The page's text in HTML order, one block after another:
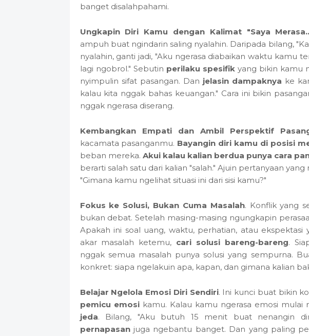
banget disalahpahami.
Ungkapin Diri Kamu dengan Kalimat "Saya
ampuh buat ngindarin saling nyalahin. Daripada bilang,
nyalahin, ganti jadi, "Aku ngerasa diabaikan waktu kamu
lagi ngobrol." Sebutin perilaku spesifikyang bikin kamu
nyimpulin sifat pasangan. Dan jelasin dampaknya ke
kalau kita nggak bahas keuangan." Cara ini bikin
nggak ngerasa diserang.
Kembangkan Empati dan Ambil Perspektif
kacamata pasanganmu. Bayangin diri kamu di posisi
beban mereka. Akui kalau kalian berdua punya cara
berarti salah satu dari kalian "salah." Ajuin pertanyaan
"Gimana kamu ngelihat situasi ini dari sisi kamu?"
Fokus ke Solusi, Bukan Cuma Masalah. Konflik yang
bukan debat. Setelah masing-masing ngungkapin
Apakah ini soal uang, waktu, perhatian, atau
akar masalah ketemu, cari solusi bareng-bareng.
nggak semua masalah punya solusi yang sempurna.
konkret: siapa ngelakuin apa, kapan, dan gimana kalian
Belajar Ngelola Emosi Diri Sendiri. Ini kunci buat bikin
pemicu emosikamu. Kalau kamu ngerasa emosi mulai
jeda. Bilang, "Aku butuh 15 menit buat nenangin
pernapasanjuga ngebantu banget. Dan yang paling